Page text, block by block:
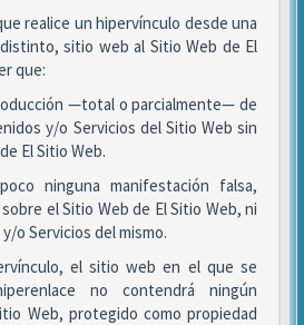
realice un hipervínculo desde una
sitio web al Sitio Web de El
que:
—total o parcialmente— de
y/o Servicios del Sitio Web sin
El Sitio Web.
ninguna manifestación falsa,
el Sitio Web de El Sitio Web, ni
o Servicios del mismo.
el sitio web en el que se
no contendrá ningún
Web, protegido como propiedad